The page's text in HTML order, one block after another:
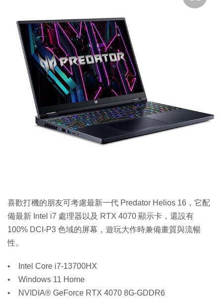
喜歡打機的朋友可考慮最新一代 Predator Helios 16，它配
備最新 Intel i7 處理器以及 RTX 4070 顯示卡，還設有
100% DCI-P3 色域的屏幕，遊玩大作時兼備畫質與流暢
性。
• Intel Core i7-13700HX
• Windows 11 Home
• NVIDIA® GeForce RTX 4070 8G-GDDR6